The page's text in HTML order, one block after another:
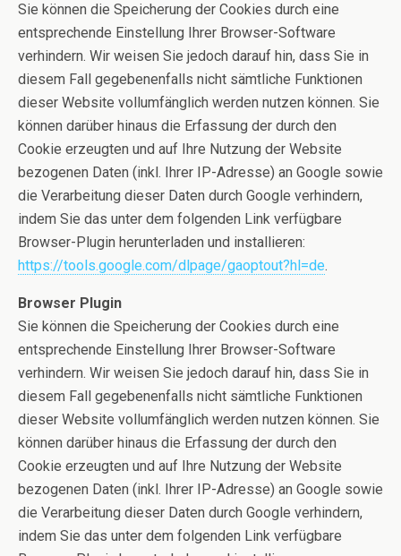
Sie können die Speicherung der Cookies durch eine
entsprechende Einstellung Ihrer Browser-Software
verhindern. Wir weisen Sie jedoch darauf hin, dass Sie in
diesem Fall gegebenenfalls nicht sämtliche Funktionen
dieser Website vollumfänglich werden nutzen können. Sie
können darüber hinaus die Erfassung der durch den
Cookie erzeugten und auf Ihre Nutzung der Website
bezogenen Daten (inkl. Ihrer IP-Adresse) an Google sowie
die Verarbeitung dieser Daten durch Google verhindern,
indem Sie das unter dem folgenden Link verfügbare
Browser-Plugin herunterladen und installieren:
https://tools.google.com/dlpage/gaoptout?hl=de.
Browser Plugin
Sie können die Speicherung der Cookies durch eine
entsprechende Einstellung Ihrer Browser-Software
verhindern. Wir weisen Sie jedoch darauf hin, dass Sie in
diesem Fall gegebenenfalls nicht sämtliche Funktionen
dieser Website vollumfänglich werden nutzen können. Sie
können darüber hinaus die Erfassung der durch den
Cookie erzeugten und auf Ihre Nutzung der Website
bezogenen Daten (inkl. Ihrer IP-Adresse) an Google sowie
die Verarbeitung dieser Daten durch Google verhindern,
indem Sie das unter dem folgenden Link verfügbare